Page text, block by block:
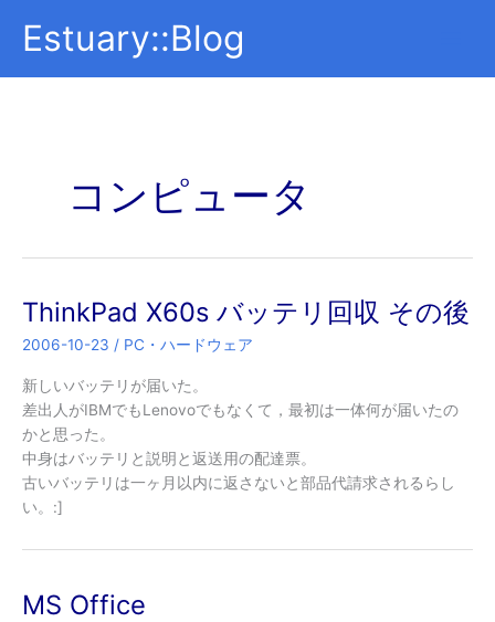
Estuary::Blog
コンピュータ
ThinkPad X60s バッテリ回収 その後
2006-10-23 / PC・ハードウェア
新しいバッテリが届いた。
差出人がIBMでもLenovoでもなくて，最初は一体何が届いたの
かと思った。
中身はバッテリと説明と返送用の配達票。
古いバッテリは一ヶ月以内に返さないと部品代請求されるらし
い。:]
MS Office